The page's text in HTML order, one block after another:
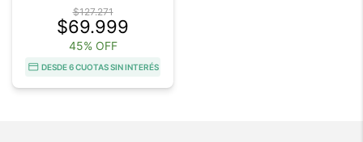
$127.271
$69.999
45% OFF
DESDE 6 CUOTAS SIN INTERÉS